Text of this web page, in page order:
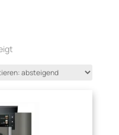
Nach
sortiert: